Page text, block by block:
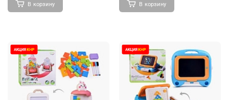
В корзину В корзину